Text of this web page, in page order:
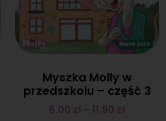
Myszka Molly w
przedszkolu – część 3
6.00 zł – 11.90 zł